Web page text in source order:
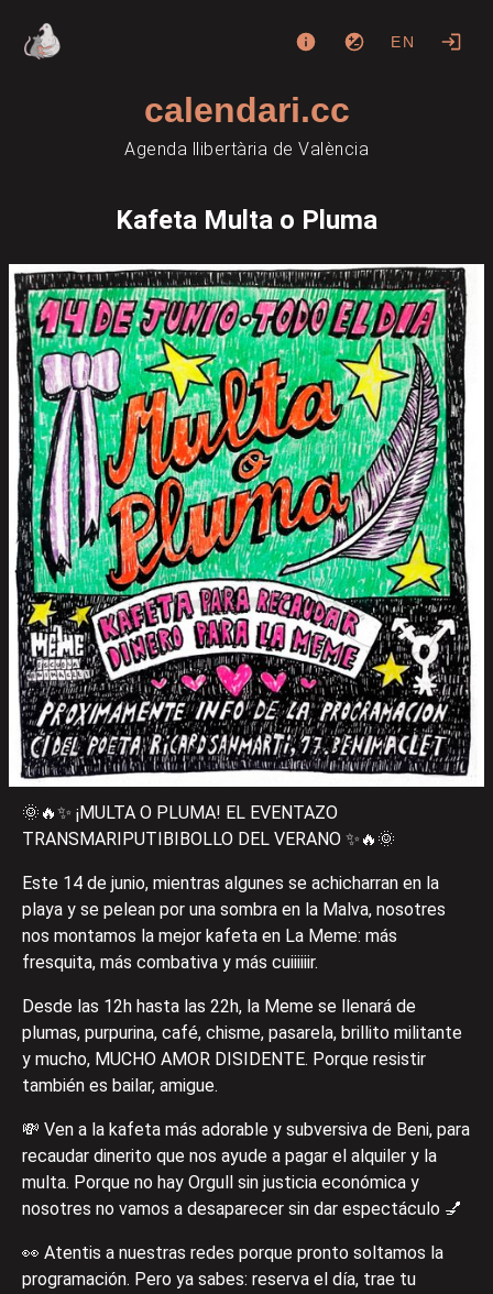
EN
calendari.cc
Agenda llibertària de València
Kafeta Multa o Pluma
🌞🔥✨ ¡MULTA O PLUMA! EL EVENTAZO
TRANSMARIPUTIBIBOLLO DEL VERANO ✨🔥🌞
Este 14 de junio, mientras algunes se achicharran en la
playa y se pelean por una sombra en la Malva, nosotres
nos montamos la mejor kafeta en La Meme: más
fresquita, más combativa y más cuiiiiiir.
Desde las 12h hasta las 22h, la Meme se llenará de
plumas, purpurina, café, chisme, pasarela, brillito militante
y mucho, MUCHO AMOR DISIDENTE. Porque resistir
también es bailar, amigue.
💸 Ven a la kafeta más adorable y subversiva de Beni, para
recaudar dinerito que nos ayude a pagar el alquiler y la
multa. Porque no hay Orgull sin justicia económica y
nosotres no vamos a desaparecer sin dar espectáculo 💅
👀 Atentis a nuestras redes porque pronto soltamos la
programación. Pero ya sabes: reserva el día, trae tu